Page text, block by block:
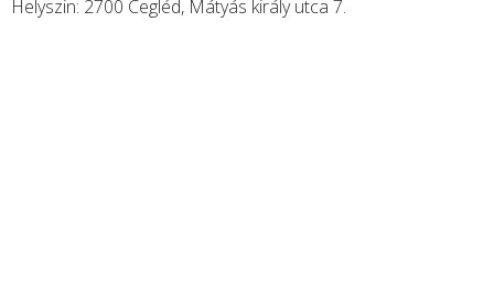
Helyszin: 2700 Cegléd, Mátyás király utca 7.